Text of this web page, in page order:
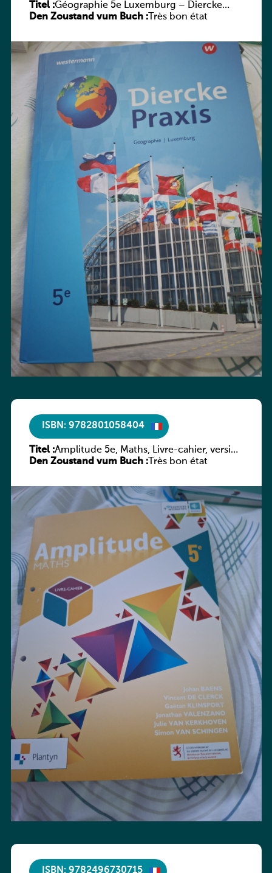
Titel :Géographie 5e Luxemburg – Diercke
Praxis
Den Zoustand vum Buch :Très bon état
ISBN: 9782801058404
Titel :Amplitude 5e, Maths, Livre-cahier, version
luxembourgeoise
Den Zoustand vum Buch :Très bon état
ISBN: 9782496730715